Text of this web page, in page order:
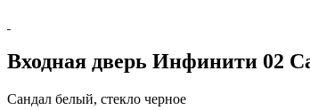
Входная дверь Инфинити 02
Сандал белый, стекло черное